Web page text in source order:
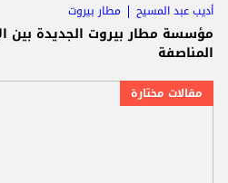
أديب عبد المسيح مطار بيروت
مؤسسة مطار بيروت الجديدة بين
المناصفة
مقالات مختارة